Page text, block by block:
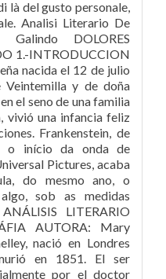
là del gusto personale,
Analisi Literario De
DOLORES
1.-INTRODUCCION
nacida el 12 de julio
y de doña
el seno de una familia
vivió una infancia feliz
Frankenstein, de
o início da onda de
Pictures, acaba
do mesmo ano, o
sob as medidas
LITERARIO
AUTORA: Mary
nació en Londres
en 1851. El ser
por el doctor